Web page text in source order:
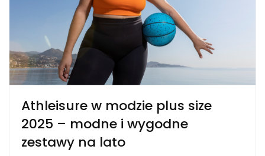
Athleisure w modzie plus size
2025 – modne i wygodne
zestawy na lato